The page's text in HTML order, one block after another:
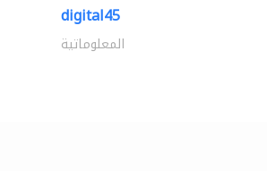
digital45
المعلوماتية